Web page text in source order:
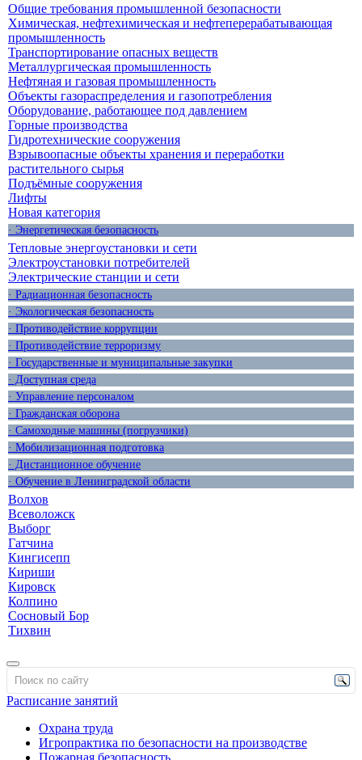
Общие требования промышленной безопасности
Химическая, нефтехимическая и нефтеперерабатывающая
промышленность
Транспортирование опасных веществ
Металлургическая промышленность
Нефтяная и газовая промышленность
Объекты газораспределения и газопотребления
Оборудование, работающее под давлением
Горные производства
Гидротехнические сооружения
Взрывоопасные объекты хранения и переработки
растительного сырья
Подъёмные сооружения
Лифты
Новая категория
· Энергетическая безопасность
Тепловые энергоустановки и сети
Электроустановки потребителей
Электрические станции и сети
· Радиационная безопасность
· Экологическая безопасность
· Противодействие коррупции
· Противодействие терроризму
· Государственные и муниципальные закупки
· Доступная среда
· Управление персоналом
· Гражданская оборона
· Самоходные машины (погрузчики)
· Мобилизационная подготовка
· Дистанционное обучение
· Обучение в Ленинградской области
Волхов
Всеволожск
Выборг
Гатчина
Кингисепп
Кириши
Кировск
Колпино
Сосновый Бор
Тихвин
Расписание занятий
Охрана труда
Игропрактика по безопасности на производстве
Пожарная безопасность